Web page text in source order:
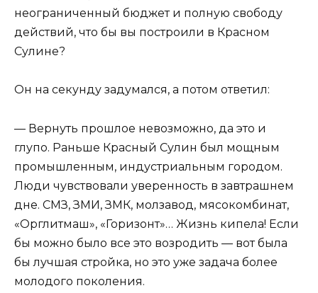
неограниченный бюджет и полную свободу
действий, что бы вы построили в Красном
Сулине?
Он на секунду задумался, а потом ответил:
— Вернуть прошлое невозможно, да это и
глупо. Раньше Красный Сулин был мощным
промышленным, индустриальным городом.
Люди чувствовали уверенность в завтрашнем
дне. СМЗ, ЗМИ, ЗМК, молзавод, мясокомбинат,
«Орглитмаш», «Горизонт»… Жизнь кипела! Если
бы можно было все это возродить — вот была
бы лучшая стройка, но это уже задача более
молодого поколения.